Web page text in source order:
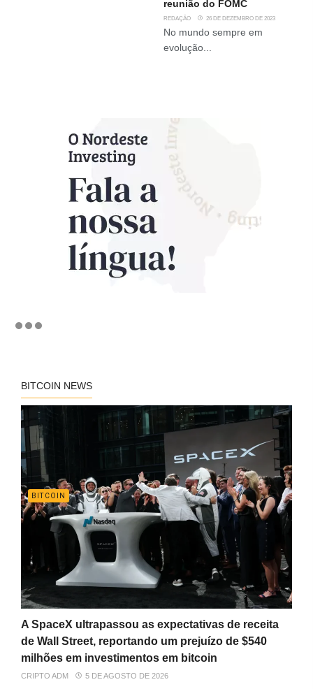
reunião do FOMC
REDAÇÃO 26 DE DEZEMBRO DE 2023
No mundo sempre em
evolução...
BITCOIN NEWS
BITCOIN
A SpaceX ultrapassou as expectativas de receita
de Wall Street, reportando um prejuízo de $540
milhões em investimentos em bitcoin
CRIPTO ADM 5 DE AGOSTO DE 2026